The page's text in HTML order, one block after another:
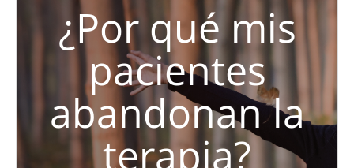
¿Por qué mis
pacientes
abandonan la
terapia?